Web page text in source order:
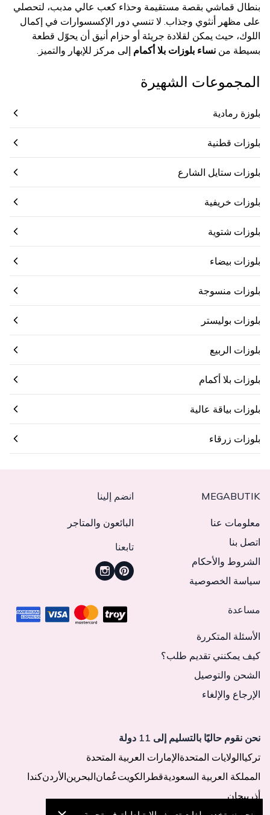
بنطال قماشي بقصة مستقيمة وحذاء كعب عالي مدبب، لتحصلي
على مظهر أنثوي وجذاب. لا تنسي دور الإكسسوارات في إكمال
اللوك، حيث يمكن لقلادة جريئة أو حزام أنيق أن يحوّل قطعة
بسيطة من نساء بلوزات بلا أكمام إلى مركز للإبهار والتميز.
المجموعات الشهيرة
بلوزة رمادية
بلوزات قطنية
بلوزات ستايل الشارع
بلوزات خريفية
بلوزات شتوية
بلوزات بيضاء
بلوزات منسوجة
بلوزات بوليستر
بلوزات الربيع
بلوزات بلا أكمام
بلوزات بياقة عالية
بلوزات زرقاء
MEGABUTIK
معلومات عنا
اتصل بنا
الشروط والأحكام
سياسة الخصوصية
انضم إلينا
البائعون والمتاجر
تابعنا
مساعدة
الأسئلة المتكررة
كيف يمكنني تقديم طلب؟
الشحن والتوصيل
الإرجاع والإلغاء
نحن نقوم حاليًا بالتسليم إلى 11 دولة
تركياالولايات المتحدةالإمارات العربية المتحدة
المملكة العربية السعوديةقطر الكويتعُمانالبحرينالأردنكندا
أذربيجان